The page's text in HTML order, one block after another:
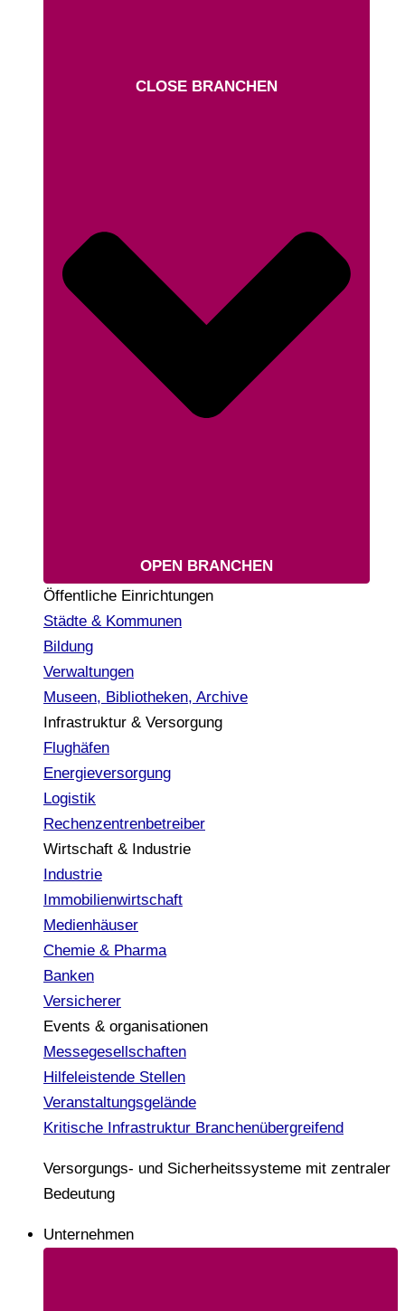
CLOSE BRANCHEN
OPEN BRANCHEN
Öffentliche Einrichtungen
Städte & Kommunen
Bildung
Verwaltungen
Museen, Bibliotheken, Archive
Infrastruktur & Versorgung
Flughäfen
Energieversorgung
Logistik
Rechenzentrenbetreiber
Wirtschaft & Industrie
Industrie
Immobilienwirtschaft
Medienhäuser
Chemie & Pharma
Banken
Versicherer
Events & organisationen
Messegesellschaften
Hilfeleistende Stellen
Veranstaltungsgelände
Kritische Infrastruktur Branchenübergreifend
Versorgungs- und Sicherheitssysteme mit zentraler
Bedeutung
Unternehmen